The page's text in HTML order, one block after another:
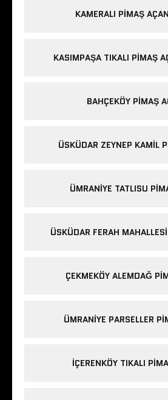
KAMERALI PIMAŞ
KASIMPAŞA TIKALI PIMAŞ
BAHÇEKÖY PIMAŞ
ÜSKÜDAR ZEYNEP KAMIL
ÜMRANIYE TATLISU
ÜSKÜDAR FERAH
ÇEKMEKÖY ALEMDAĞ
ÜMRANIYE PARSELLER
IÇERENKÖY TIKALI